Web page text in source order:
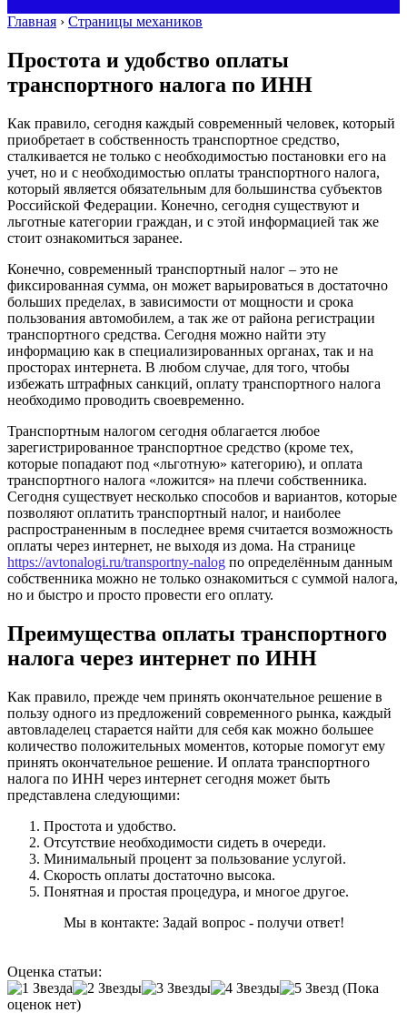
Главная › Страницы механиков
Простота и удобство оплаты
транспортного налога по ИНН
Как правило, сегодня каждый современный человек, который
приобретает в собственность транспортное средство,
сталкивается не только с необходимостью постановки его на
учет, но и с необходимостью оплаты транспортного налога,
который является обязательным для большинства субъектов
Российской Федерации. Конечно, сегодня существуют и
льготные категории граждан, и с этой информацией так же
стоит ознакомиться заранее.
Конечно, современный транспортный налог – это не
фиксированная сумма, он может варьироваться в достаточно
больших пределах, в зависимости от мощности и срока
пользования автомобилем, а так же от района регистрации
транспортного средства. Сегодня можно найти эту
информацию как в специализированных органах, так и на
просторах интернета. В любом случае, для того, чтобы
избежать штрафных санкций, оплату транспортного налога
необходимо проводить своевременно.
Транспортным налогом сегодня облагается любое
зарегистрированное транспортное средство (кроме тех,
которые попадают под «льготную» категорию), и оплата
транспортного налога «ложится» на плечи собственника.
Сегодня существует несколько способов и вариантов, которые
позволяют оплатить транспортный налог, и наиболее
распространенным в последнее время считается возможность
оплаты через интернет, не выходя из дома. На странице
https://avtonalogi.ru/transportny-nalog по определённым данным
собственника можно не только ознакомиться с суммой налога,
но и быстро и просто провести его оплату.
Преимущества оплаты транспортного
налога через интернет по ИНН
Как правило, прежде чем принять окончательное решение в
пользу одного из предложений современного рынка, каждый
автовладелец старается найти для себя как можно большее
количество положительных моментов, которые помогут ему
принять окончательное решение. И оплата транспортного
налога по ИНН через интернет сегодня может быть
представлена следующими:
Простота и удобство.
Отсутствие необходимости сидеть в очереди.
Минимальный процент за пользование услугой.
Скорость оплаты достаточно высока.
Понятная и простая процедура, и многое другое.
Мы в контакте: Задай вопрос - получи ответ!
Оценка статьи:
(Пока
оценок нет)